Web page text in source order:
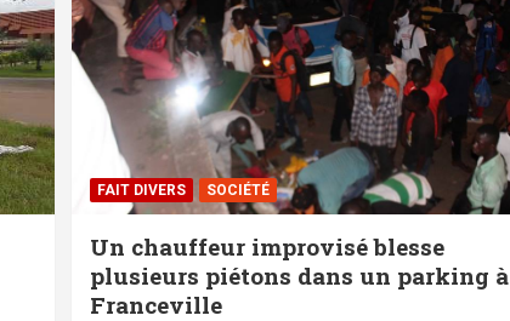
FAIT DIVERS SOCIÉTÉ
Un chauffeur improvisé blesse
plusieurs piétons dans un parking à
Franceville